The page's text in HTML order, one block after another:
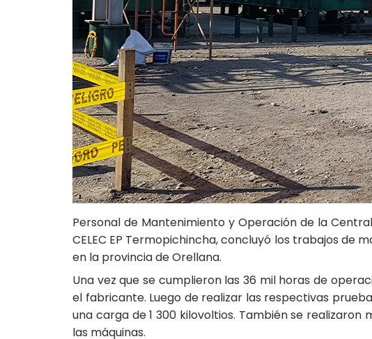
Personal de Mantenimiento y Operación de la
CELEC EP Termopichincha, concluyó los trabajos
en la provincia de Orellana.
Una vez que se cumplieron las 36 mil horas de
el fabricante. Luego de realizar las respectivas
una carga de 1 300 kilovoltios. También se
las máquinas.